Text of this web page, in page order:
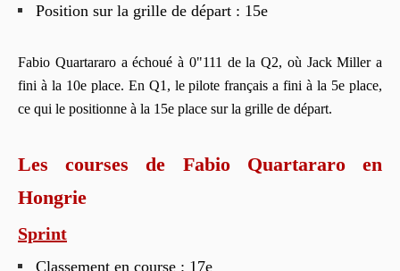
Position sur la grille de départ : 15e
Fabio Quartararo a échoué à 0"111 de la Q2, où Jack Miller a
fini à la 10e place. En Q1, le pilote français a fini à la 5e place,
ce qui le positionne à la 15e place sur la grille de départ.
Les courses de Fabio Quartararo en
Hongrie
Sprint
Classement en course : 17e